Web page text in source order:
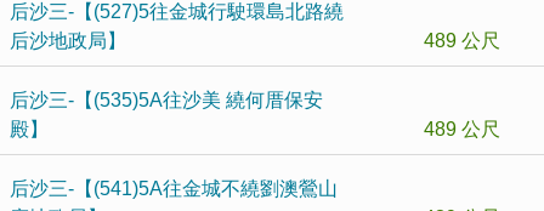
后沙三-【(527)5往金城行駛環島北路繞
后沙地政局】
489 公尺
后沙三-【(535)5A往沙美 繞何厝保安
殿】
489 公尺
后沙三-【(541)5A往金城不繞劉澳鶯山